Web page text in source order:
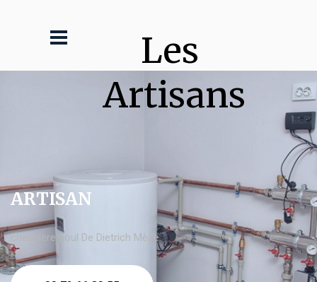
Les
Artisans
ARTISAN
chaudière fioul De Dietrich Mèze